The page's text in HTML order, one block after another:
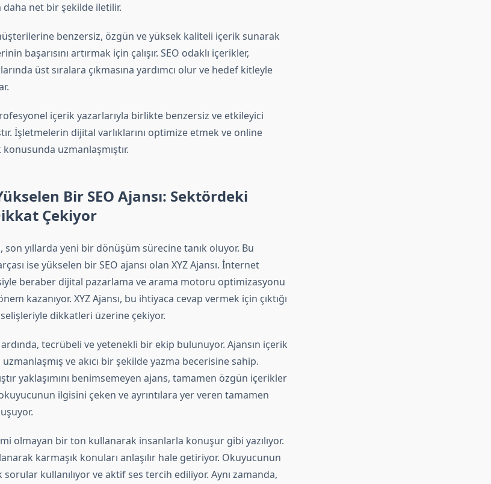
net bir şekilde iletilir.
benzersiz, özgün ve yüksek kaliteli içerik sunarak
başarısını artırmak için çalışır. SEO odaklı içerikler,
üst sıralara çıkmasına yardımcı olur ve hedef kitleyle
içerik yazarlarıyla birlikte benzersiz ve etkileyici
İşletmelerin dijital varlıklarını optimize etmek ve online
uzmanlaşmıştır.
Bir SEO Ajansı: Sektördeki
Çekiyor
yıllarda yeni bir dönüşüm sürecine tanık oluyor. Bu
ise yükselen bir SEO ajansı olan XYZ Ajansı. İnternet
beraber dijital pazarlama ve arama motoru optimizasyonu
kazanıyor. XYZ Ajansı, bu ihtiyaca cevap vermek için çıktığı
dikkatleri üzerine çekiyor.
ardında, tecrübeli ve yetenekli bir ekip bulunuyor. Ajansın içerik
ve akıcı bir şekilde yazma becerisine sahip.
yaklaşımını benimsemeyen ajans, tamamen özgün içerikler
ilgisini çeken ve ayrıntılara yer veren tamamen
olmayan bir ton kullanarak insanlarla konuşur gibi yazılıyor.
karmaşık konuları anlaşılır hale getiriyor. Okuyucunun
kullanılıyor ve aktif ses tercih ediliyor. Aynı zamanda,